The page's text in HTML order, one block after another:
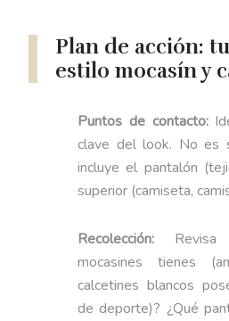
Plan de acción:
estilo mocasín y
Puntos de contacto:
clave del look. No es
incluye el pantalón
superior (camiseta,
Recolección: Revisa
mocasines tienes
calcetines blancos
de deporte)? ¿Qué